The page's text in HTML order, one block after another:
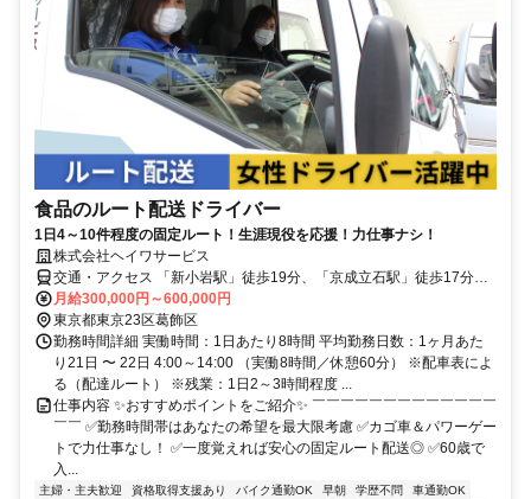
食品のルート配送ドライバー
1日4～10件程度の固定ルート！生涯現役を応援！力仕事ナシ！
株式会社ヘイワサービス
交通・アクセス 「新小岩駅」徒歩19分、「京成立石駅」徒歩17分★
江戸川区にも勤務地あり▶車・バイク通勤OK
月給300,000円～600,000円
東京都東京23区葛飾区
勤務時間詳細 実働時間：1日あたり8時間 平均勤務日数：1ヶ月あた
り21日 〜 22日 4:00～14:00 （実働8時間／休憩60分） ※配車表によ
る（配達ルート） ※残業：1日2～3時間程度 ...
仕事内容 ✨おすすめポイントをご紹介✨ ￣￣￣￣￣￣￣￣￣￣￣￣￣
￣￣ ✅勤務時間帯はあなたの希望を最大限考慮 ✅カゴ車＆パワーゲー
トで力仕事なし！ ✅一度覚えれば安心の固定ルート配送◎ ✅60歳で
入...
主婦・主夫歓迎 資格取得支援あり バイク通勤OK 早朝 学歴不問
車通勤OK